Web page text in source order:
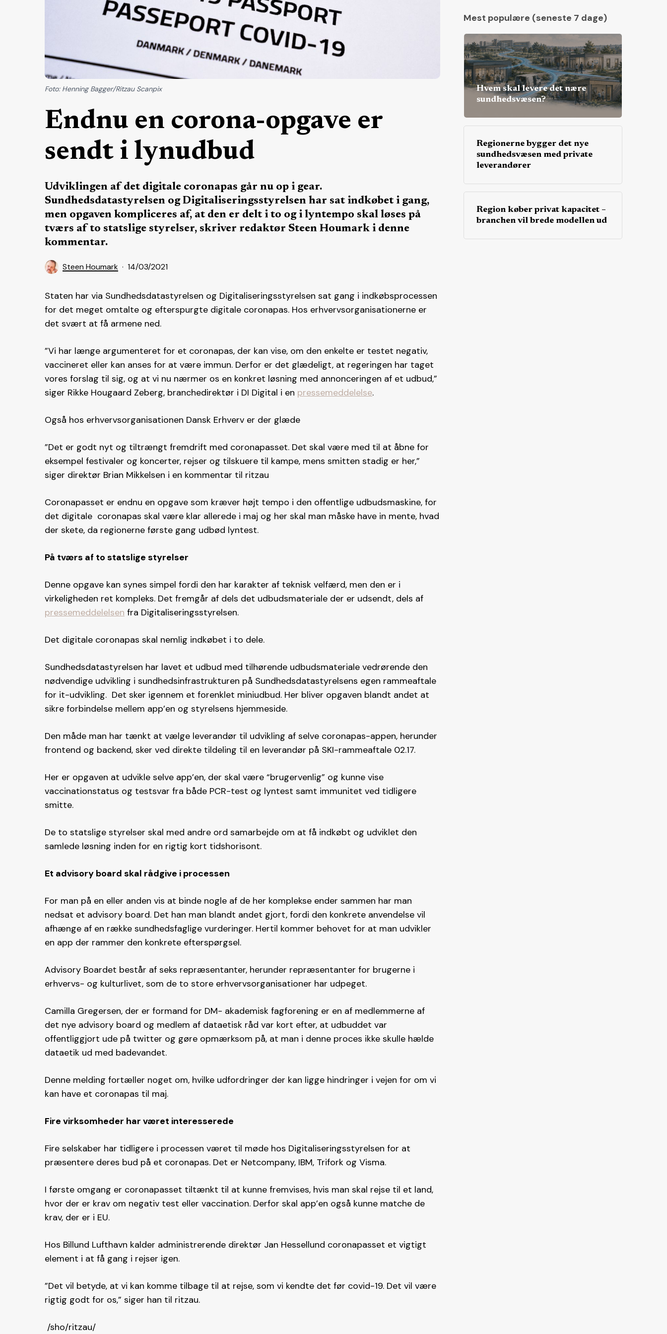
Endnu en corona-opgave er
sendt i lynudbud
Udviklingen af det digitale coronapas går nu op i gear.
Sundhedsdatastyrelsen og Digitaliseringsstyrelsen har sat indkøbet i gang,
men opgaven kompliceres af, at den er delt i to og i lyntempo skal løses på
tværs af to statslige styrelser, skriver redaktør Steen Houmark i denne
kommentar.
Steen Houmark 14/03/2021
Foto: Henning Bagger/Ritzau Scanpix
Staten har via Sundhedsdatastyrelsen og Digitaliseringsstyrelsen sat gang i indkøbsprocessen
for det meget omtalte og efterspurgte digitale coronapas. Hos erhvervsorganisationerne er
det svært at få armene ned.
”Vi har længe argumenteret for et coronapas, der kan vise, om den enkelte er testet negativ,
vaccineret eller kan anses for at være immun. Derfor er det glædeligt, at regeringen har taget
vores forslag til sig, og at vi nu nærmer os en konkret løsning med annonceringen af et udbud,”
siger Rikke Hougaard Zeberg, branchedirektør i DI Digital i en pressemeddelelse.
Også hos erhvervsorganisationen Dansk Erhverv er der glæde
”Det er godt nyt og tiltrængt fremdrift med coronapasset. Det skal være med til at åbne for
eksempel festivaler og koncerter, rejser og tilskuere til kampe, mens smitten stadig er her,”
siger direktør Brian Mikkelsen i en kommentar til ritzau
Coronapasset er endnu en opgave som kræver højt tempo i den offentlige udbudsmaskine, for
det digitale coronapas skal være klar allerede i maj og her skal man måske have in mente, hvad
der skete, da regionerne første gang udbød lyntest.
På tværs af to statslige styrelser
Denne opgave kan synes simpel fordi den har karakter af teknisk velfærd, men den er i
virkeligheden ret kompleks. Det fremgår af dels det udbudsmateriale der er udsendt, dels af
pressemeddelelsen fra Digitaliseringsstyrelsen.
Det digitale coronapas skal nemlig indkøbet i to dele.
Sundhedsdatastyrelsen har lavet et udbud med tilhørende udbudsmateriale vedrørende den
nødvendige udvikling i sundhedsinfrastrukturen på Sundhedsdatastyrelsens egen rammeaftale
for it-udvikling. Det sker igennem et forenklet miniudbud. Her bliver opgaven blandt andet at
sikre forbindelse mellem app’en og styrelsens hjemmeside.
Den måde man har tænkt at vælge leverandør til udvikling af selve coronapas-appen, herunder
frontend og backend, sker ved direkte tildeling til en leverandør på SKI-rammeaftale 02.17.
Her er opgaven at udvikle selve app’en, der skal være “brugervenlig” og kunne vise
vaccinationstatus og testsvar fra både PCR-test og lyntest samt immunitet ved tidligere
smitte.
De to statslige styrelser skal med andre ord samarbejde om at få indkøbt og udviklet den
samlede løsning inden for en rigtig kort tidshorisont.
Et advisory board skal rådgive i processen
For man på en eller anden vis at binde nogle af de her komplekse ender sammen har man
nedsat et advisory board. Det han man blandt andet gjort, fordi den konkrete anvendelse vil
afhænge af en række sundhedsfaglige vurderinger. Hertil kommer behovet for at man udvikler
en app der rammer den konkrete efterspørgsel.
Advisory Boardet består af seks repræsentanter, herunder repræsentanter for brugerne i
erhvervs- og kulturlivet, som de to store erhvervsorganisationer har udpeget.
Camilla Gregersen, der er formand for DM- akademisk fagforening er en af medlemmerne af
det nye advisory board og medlem af dataetisk råd var kort efter, at udbuddet var
offentliggjort ude på twitter og gøre opmærksom på, at man i denne proces ikke skulle hælde
dataetik ud med badevandet.
Denne melding fortæller noget om, hvilke udfordringer der kan ligge hindringer i vejen for om vi
kan have et coronapas til maj.
Fire virksomheder har været interesserede
Fire selskaber har tidligere i processen været til møde hos Digitaliseringsstyrelsen for at
præsentere deres bud på et coronapas. Det er Netcompany, IBM, Trifork og Visma.
I første omgang er coronapasset tiltænkt til at kunne fremvises, hvis man skal rejse til et land,
hvor der er krav om negativ test eller vaccination. Derfor skal app’en også kunne matche de
krav, der er i EU.
Hos Billund Lufthavn kalder administrerende direktør Jan Hessellund coronapasset et vigtigt
element i at få gang i rejser igen.
”Det vil betyde, at vi kan komme tilbage til at rejse, som vi kendte det før covid-19. Det vil være
rigtig godt for os,” siger han til ritzau.
/sho/ritzau/
Mest populære (seneste 7 dage)
Hvem skal levere det nære
sundhedsvæsen?
Regionerne bygger det nye
sundhedsvæsen med private
leverandører
Region køber privat kapacitet –
branchen vil brede modellen ud